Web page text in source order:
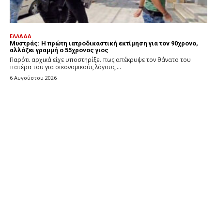
ΕΛΛΑΔΑ
Μυστράς: Η πρώτη ιατροδικαστική εκτίμηση για τον 90χρονο,
αλλάζει γραμμή ο 55χρονος γιος
Παρότι αρχικά είχε υποστηρίξει πως απέκρυψε τον θάνατο του
πατέρα του για οικονομικούς λόγους,...
6 Αυγούστου 2026